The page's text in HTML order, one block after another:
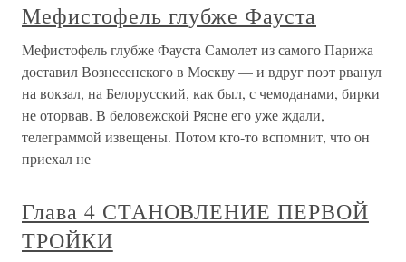
Мефистофель глубже Фауста
Мефистофель глубже Фауста Самолет из самого Парижа
доставил Вознесенского в Москву — и вдруг поэт рванул
на вокзал, на Белорусский, как был, с чемоданами, бирки
не оторвав. В беловежской Рясне его уже ждали,
телеграммой извещены. Потом кто-то вспомнит, что он
приехал не
Глава 4 СТАНОВЛЕНИЕ ПЕРВОЙ
ТРОЙКИ